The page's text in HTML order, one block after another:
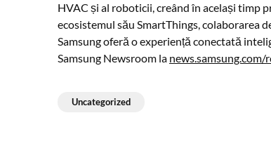
HVAC și al roboticii, creând în același timp
ecosistemul său SmartThings, colaborarea
Samsung oferă o experiență conectată
Samsung Newsroom la news.samsung.com/
Uncategorized